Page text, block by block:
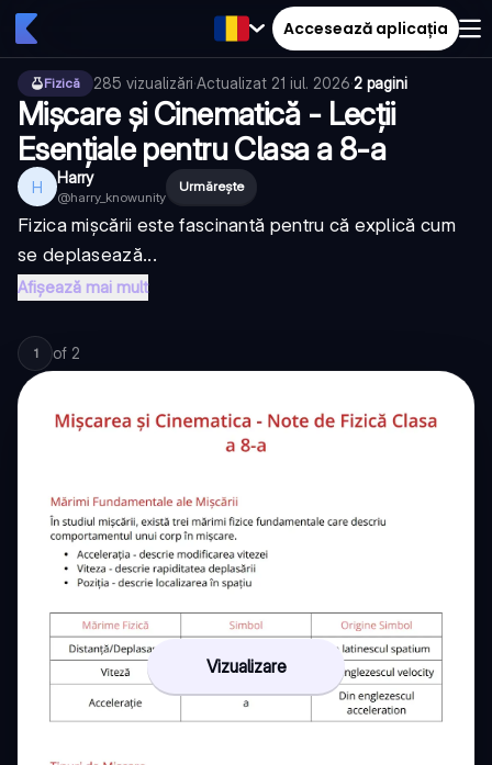
Accesează aplicația
Fizică 285 vizualizări·Actualizat 21 iul. 2026·2 pagini
Mișcare și Cinematică - Lecții
Esențiale pentru Clasa a 8-a
H Harry
@harry_knowunity
Urmărește
Fizica mișcării este fascinantă pentru că explică cum
se deplasează...
Afișează mai mult
1 of 2
Vizualizare